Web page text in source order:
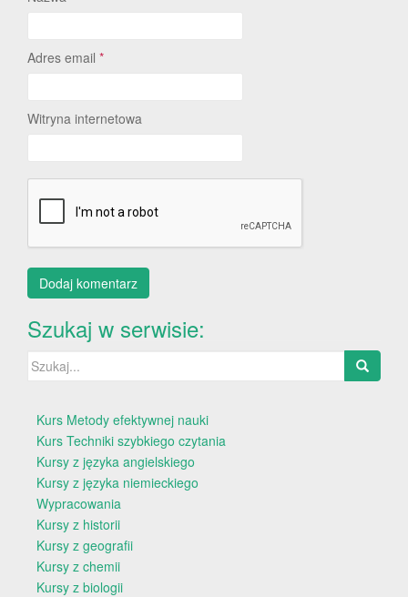
Adres email *
Witryna internetowa
Szukaj w serwisie:
Szukaj:
Kurs Metody efektywnej nauki
Kurs Techniki szybkiego czytania
Kursy z języka angielskiego
Kursy z języka niemieckiego
Wypracowania
Kursy z historii
Kursy z geografii
Kursy z chemii
Kursy z biologii